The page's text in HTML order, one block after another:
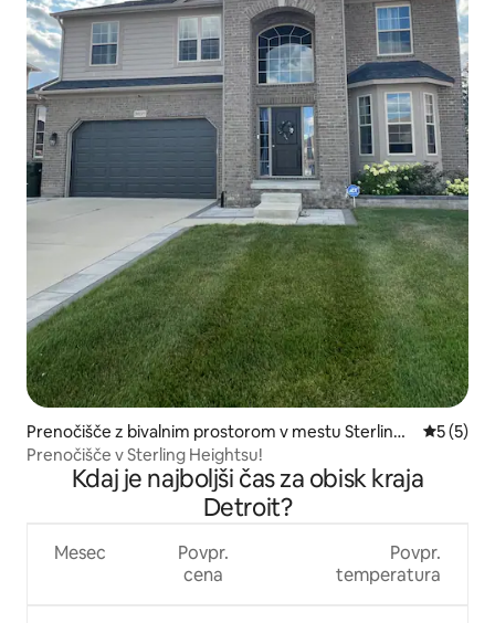
Prenočišče z bivalnim prostorom v mestu Sterling
Heights
5 (5)
Prenočišče v Sterling Heightsu!
Kdaj je najboljši čas za obisk kraja
Detroit?
Mesec
Povpr.
cena
Povpr.
temperatura